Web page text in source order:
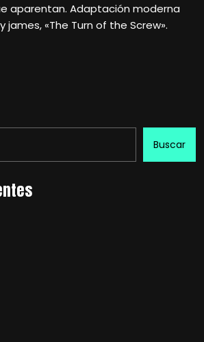
aparentan. Adaptación moderna
james, «The Turn of the Screw».
Buscar